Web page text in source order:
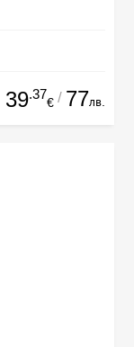
39.37
€ / 77лв.